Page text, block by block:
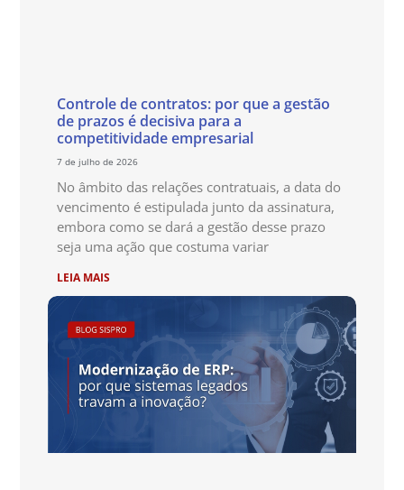
Controle de contratos: por que a gestão
de prazos é decisiva para a
competitividade empresarial
7 de julho de 2026
No âmbito das relações contratuais, a data do
vencimento é estipulada junto da assinatura,
embora como se dará a gestão desse prazo
seja uma ação que costuma variar
LEIA MAIS